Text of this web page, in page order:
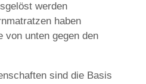
werden
haben
von unten gegen den
sind die Basis